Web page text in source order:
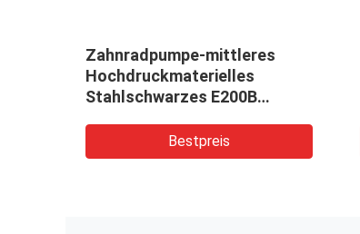
Zahnradpumpe-mittleres
Hochdruckmaterielles
Stahlschwarzes E200B
Bestpreis